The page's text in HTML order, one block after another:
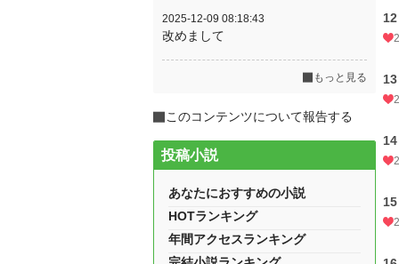
12
13
14
15
2025-12-09 08:18:43
改めまして
もっと見る
このコンテンツについて報告する
投稿小説
あなたにおすすめの小説
HOTランキング
年間アクセスランキング